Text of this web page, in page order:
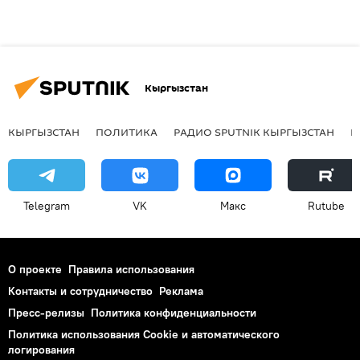
Кыргызстан
КЫРГЫЗСТАН ПОЛИТИКА РАДИО SPUTNIK КЫРГЫЗСТАН
Telegram VK Макс Rutube
О проекте Правила использования
Контакты и сотрудничество Реклама
Пресс-релизы Политика конфиденциальности
Политика использования Cookie и автоматического
логирования